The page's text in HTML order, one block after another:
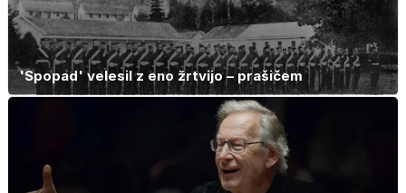
'Spopad' velesil z eno žrtvijo – prašičem